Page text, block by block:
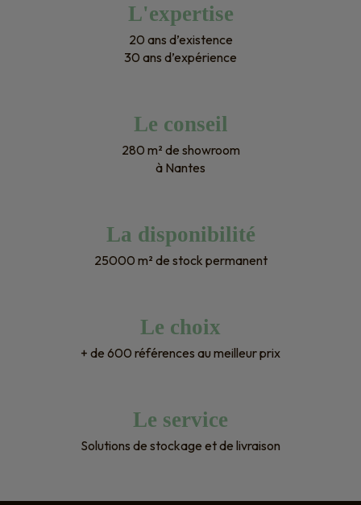
L'expertise
20 ans d’existence
30 ans d’expérience
Le conseil
280 m² de showroom
à Nantes
La disponibilité
25000 m² de stock permanent
Le choix
+ de 600 références au meilleur prix
Le service
Solutions de stockage et de livraison